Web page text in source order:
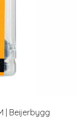
| Beijerbygg